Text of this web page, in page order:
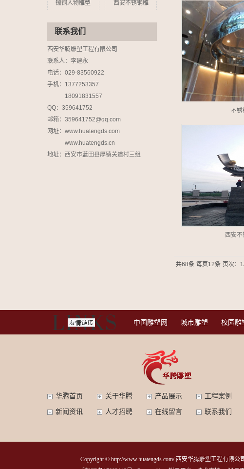
锻铜人物雕塑 西安不锈钢雕
联系我们
西安华腾雕塑工程有限公司
联系人：李建永
电话：029-83560922
手机：1377253357
18091831557
QQ：359641752
邮箱：359641752@qq.com
网址：www.huatengds.com
www.huatengds.cn
地址： 西安市蓝田县厚镇关道村三组
不锈
西安不
共68条 每页12条 页次：
中国雕塑网 城市雕塑 校园雕
华腾首页 关于华腾 产品展示 工程案例
新闻资讯 人才招聘 在线留言 联系我们
Copyright © http://www.huatengds.com/ 西安华腾雕塑工程有限公